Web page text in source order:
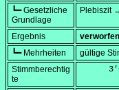
┗━ Gesetzliche
Grundlage
Plebiszit
Ergebnis
verworfen
┗━ Mehrheiten
gültige
Stimmberechtig
te